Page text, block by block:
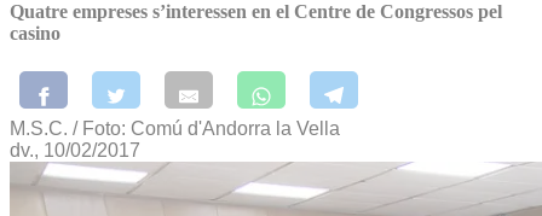
Quatre empreses s’interessen en el Centre de Congressos pel
casino
M.S.C. / Foto: Comú d'Andorra la Vella
dv., 10/02/2017